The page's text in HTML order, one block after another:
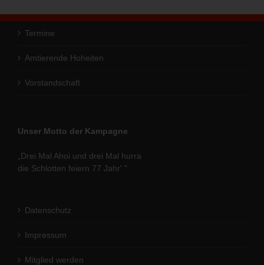
Termine
Amtierende Hoheiten
Vorstandschaft
Unser Motto der Kampagne
„Drei Mal Ahoi und drei Mal hurra
die Schlotten feiern 77 Jahr' "
Datenschutz
Impressum
Mitglied werden